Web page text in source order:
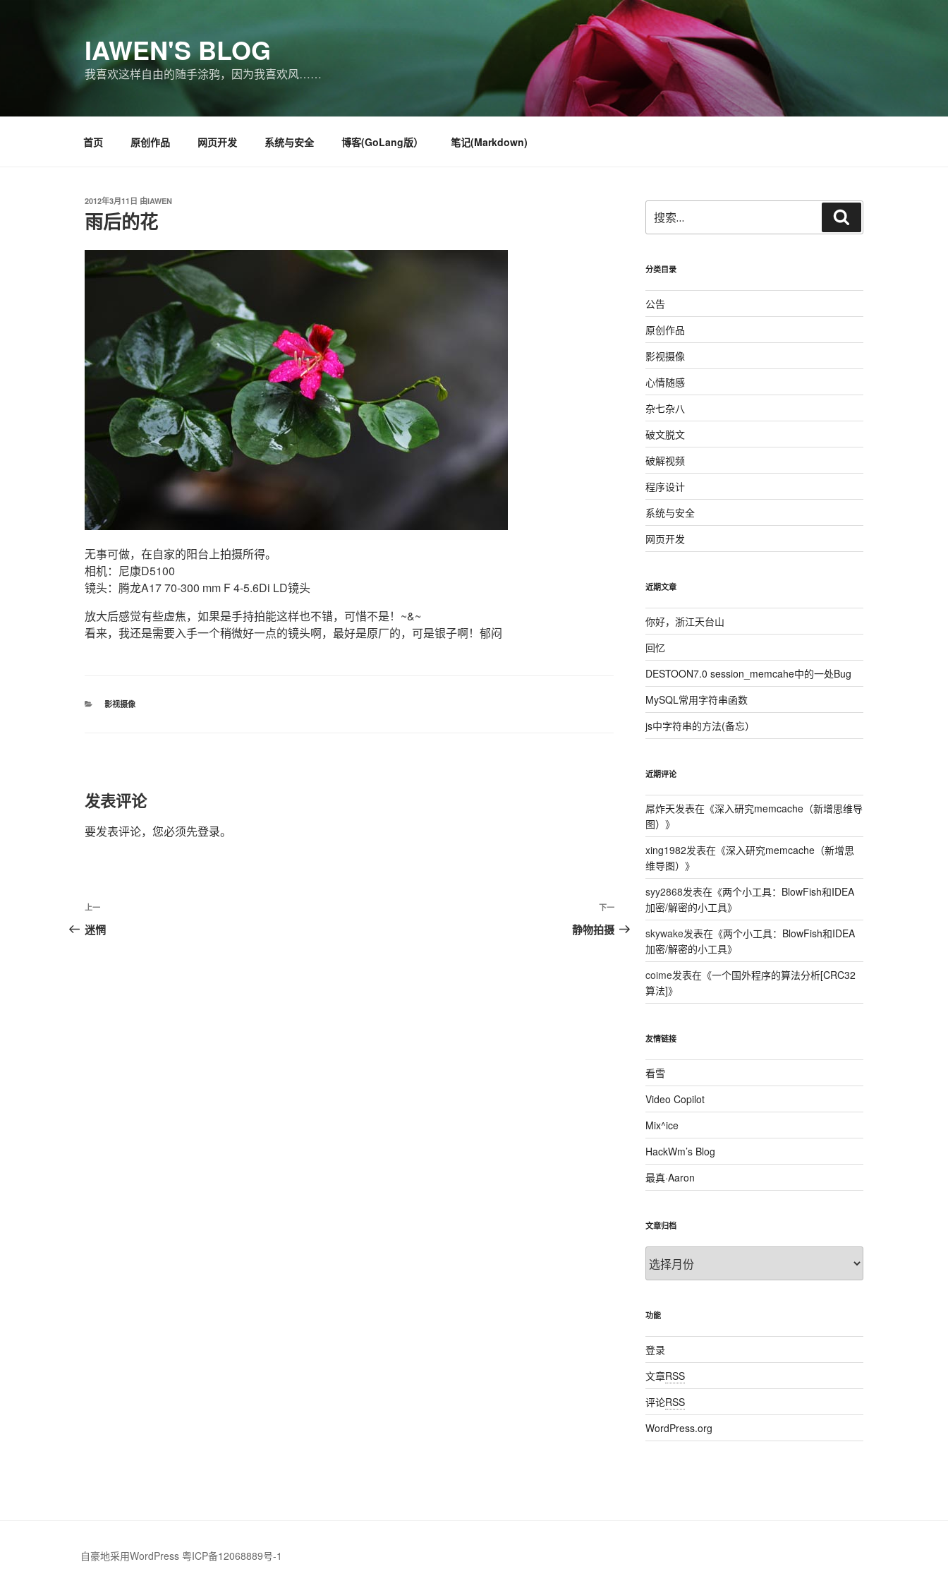
IAWEN'S BLOG
我喜欢这样自由的随手涂鸦，因为我喜欢风……
首页 原创作品 网页开发 系统与安全 博客(GoLang版） 笔记(Markdown)
发
布
于
2012年3月11日 由IAWEN
雨后的花
无事可做，在自家的阳台上拍摄所得。
相机：尼康D5100
镜头：腾龙A17 70-300 mm F 4-5.6Di LD镜头
放大后感觉有些虚焦，如果是手持拍能这样也不错，可惜不是！~&~
看来，我还是需要入手一个稍微好一点的镜头啊，最好是原厂的，可是银子啊！郁闷
分
影视摄像
发表评论
要发表评论，您必须先登录。
文
章
上
一
上一
迷惘
下
一
下一
静物拍摄
索：
索
分类目录
公告
原创作品
影视摄像
心情随感
杂七杂八
破文脱文
破解视频
程序设计
系统与安全
网页开发
近期文章
你好，浙江天台山
回忆
DESTOON7.0 session_memcahe中的一处Bug
MySQL常用字符串函数
js中字符串的方法(备忘）
近期评论
屌炸天发表在《深入研究memcache（新增思维导
图） 》
xing1982发表在《深入研究memcache（新增思
维导图） 》
syy2868发表在《两个小工具：BlowFish和IDEA
加密/解密的小工具》
skywake发表在《两个小工具：BlowFish和IDEA
加密/解密的小工具》
coime发表在《一个国外程序的算法分析[CRC32
算法]》
友情链接
看雪
Video Copilot
Mix^ice
HackWm’s Blog
最真·Aaron
文章归档
章
功能
登录
文章RSS
评论RSS
WordPress.org
自豪地采用WordPress 粤ICP备12068889号-1